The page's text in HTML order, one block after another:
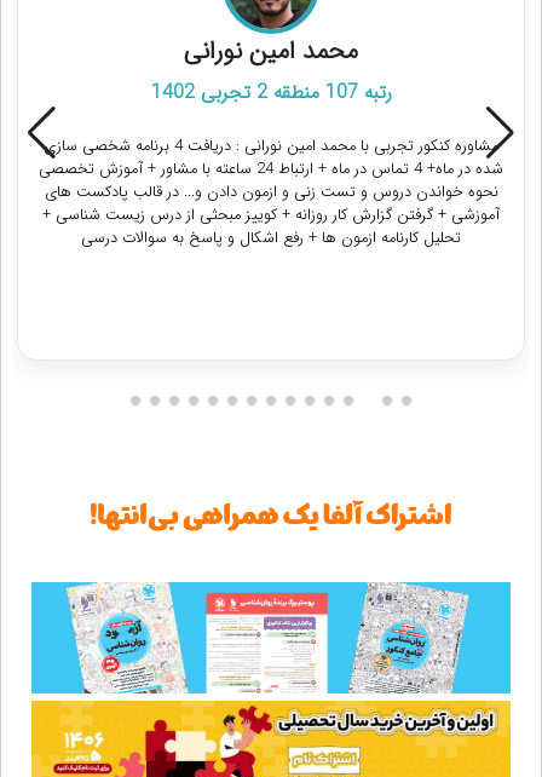
معصومه حسین زاده
پزشکی دانشگاه علوم پزشکی تهران
مشاوره کنکور تجربی با معصومه حسین زاده ، رتبه 95 منطقه 1 تجربی 1403
: تماسهای هفتگی و برنامه ریزی شخصی هفتگی چک کردن گزارش کار شبانه
و ارایه بازخورد و پاسخ به سوالات علمی در هفته و تحلیل کارنامه آزمون ها و
ارایه راه حل برای جبران و بهبود